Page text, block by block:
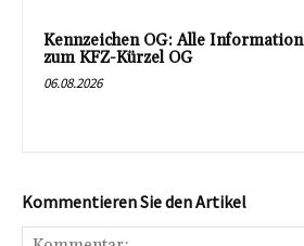
Kennzeichen OG: Alle
zum KFZ-Kürzel OG
06.08.2026
Kommentieren Sie den Artikel